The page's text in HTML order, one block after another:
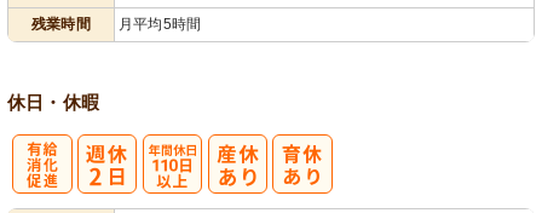
残業時間
月平均5時間
休日・休暇